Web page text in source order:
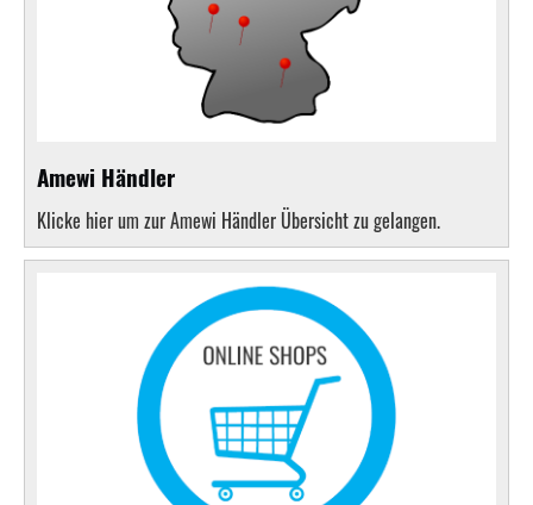
Amewi Händler
Klicke hier um zur Amewi Händler Übersicht zu gelangen.